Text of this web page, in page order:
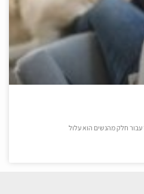
עבור חלק מהנשים הוא עלול